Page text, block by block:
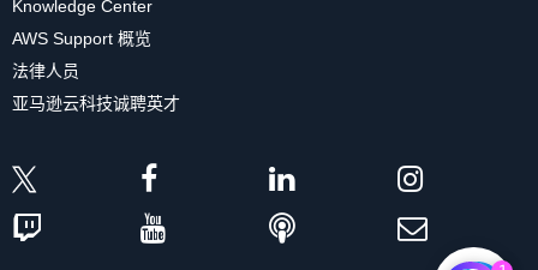
Knowledge Center
AWS Support 概览
法律人员
亚马逊云科技诚聘英才